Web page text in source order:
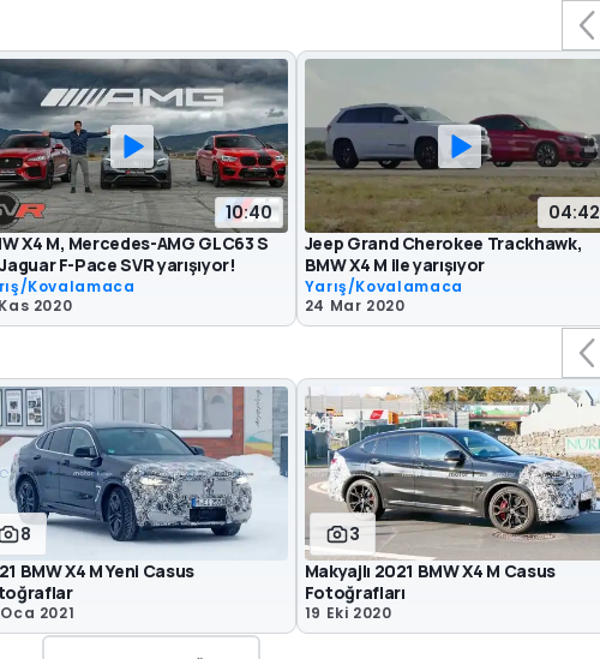
10:40
X4 M, Mercedes-AMG GLC63 S
F-Pace SVR yarışıyor!
Kovalamaca
2020
04:42
Jeep Grand Cherokee Trackhawk,
BMW X4 M ile yarışıyor
Yarış/Kovalamaca
24 Mar 2020
8
BMW X4 M Yeni Casus
2021
3
Makyajlı 2021 BMW X4 M Casus
Fotoğrafları
19 Eki 2020